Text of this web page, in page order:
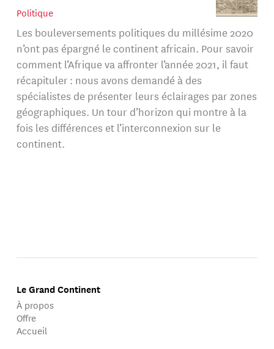
Politique
Les bouleversements politiques du millésime 2020
n’ont pas épargné le continent africain. Pour savoir
comment l’Afrique va affronter l’année 2021, il faut
récapituler : nous avons demandé à des
spécialistes de présenter leurs éclairages par zones
géographiques. Un tour d’horizon qui montre à la
fois les différences et l’interconnexion sur le
continent.
Le Grand Continent
À propos
Offre
Accueil